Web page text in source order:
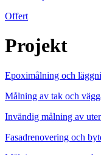
Offert
Projekt
Epoximålning och
Målning av tak och
Invändig målning av
Fasadrenovering och